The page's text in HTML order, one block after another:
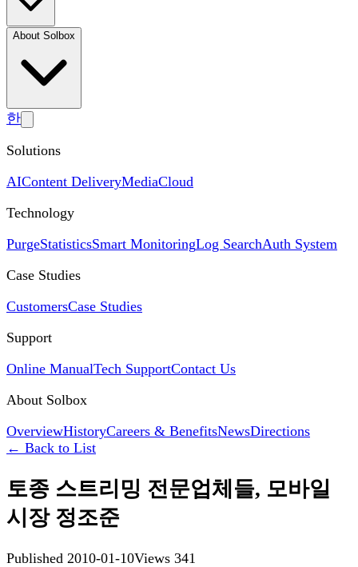
About Solbox
한
Solutions
AIContent DeliveryMediaCloud
Technology
PurgeStatisticsSmart MonitoringLog SearchAuth System
Case Studies
CustomersCase Studies
Support
Online ManualTech SupportContact Us
About Solbox
OverviewHistoryCareers & BenefitsNewsDirections
← Back to List
토종 스트리밍 전문업체들, 모바일
시장 정조준
Published 2010-01-10Views 341